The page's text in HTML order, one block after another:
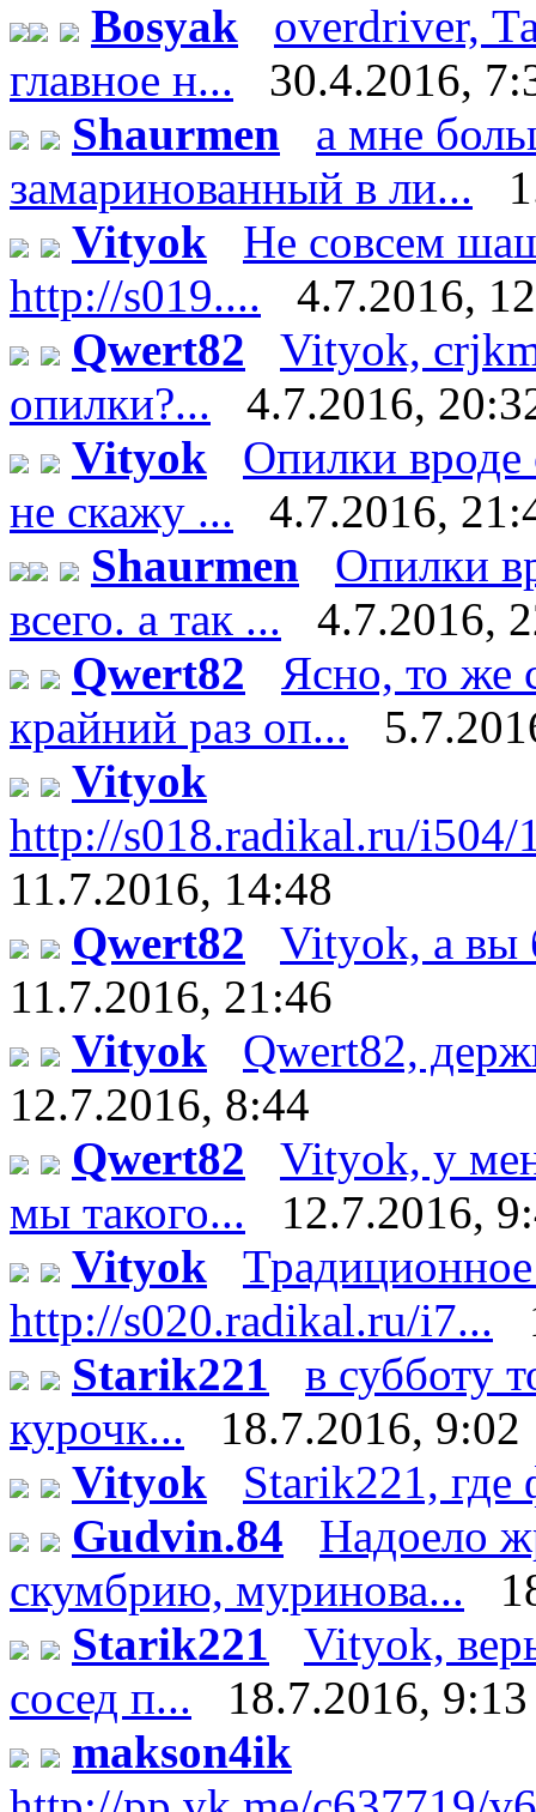
Bosyak
overdriver,
главное н...
30.4.2016,
Shaurmen
а мне
замаринованный в ли...
Vityok
Не совсем
http://s019....
4.7.2016,
Qwert82
Vityok,
опилки?...
4.7.2016,
Vityok
Опилки вроде
не скажу ...
4.7.2016,
Shaurmen
Опилки
всего. а так ...
4.7.2016,
Qwert82
Ясно, то же
крайний раз оп...
Vityok
http://s018.radikal.ru/i504/
11.7.2016, 14:48
Qwert82
Vityok, а вы
11.7.2016, 21:46
Vityok
Qwert82,
12.7.2016, 8:44
Qwert82
Vityok, у
мы такого...
12.7.2016,
Vityok
http://s020.radikal.ru/i7...
Starik221
в субботу
курочк...
18.7.2016, 9:02
Vityok
Starik221, где
Gudvin.84
Надоело
скумбрию, муринова...
Starik221
Vityok,
сосед п...
18.7.2016, 9:13
makson4ik